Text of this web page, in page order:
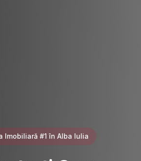
Imobiliară #1 în Alba Iulia